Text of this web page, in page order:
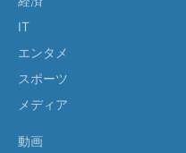
IT
エンタメ
スポーツ
メディア
動画